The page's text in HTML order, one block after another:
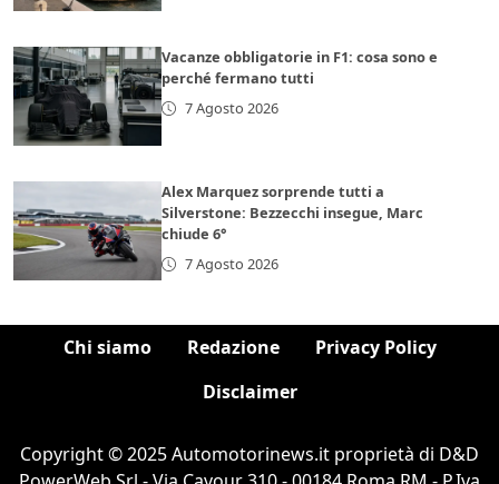
Vacanze obbligatorie in F1: cosa sono e
perché fermano tutti
7 Agosto 2026
Alex Marquez sorprende tutti a
Silverstone: Bezzecchi insegue, Marc
chiude 6°
7 Agosto 2026
Chi siamo Redazione
Privacy Policy
Disclaimer
Copyright © 2025 Automotorinews.it proprietà di D&D